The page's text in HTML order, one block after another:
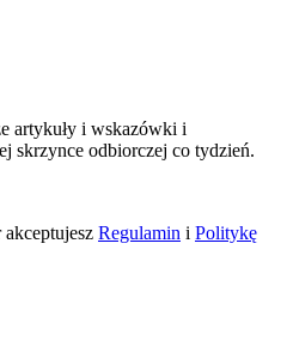
artykuły i wskazówki i
skrzynce odbiorczej co tydzień.
akceptujesz Regulamin i Politykę